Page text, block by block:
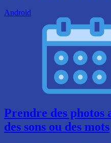
Android
Prendre des photos
des sons ou des mots